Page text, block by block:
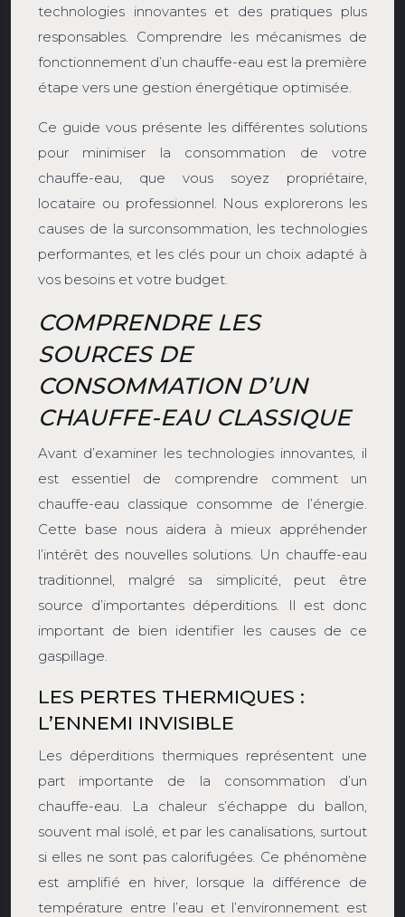
technologies innovantes et des pratiques plus
responsables. Comprendre les mécanismes de
fonctionnement d’un chauffe-eau est la première
étape vers une gestion énergétique optimisée.
Ce guide vous présente les différentes solutions
pour minimiser la consommation de votre
chauffe-eau, que vous soyez propriétaire,
locataire ou professionnel. Nous explorerons les
causes de la surconsommation, les technologies
performantes, et les clés pour un choix adapté à
vos besoins et votre budget.
COMPRENDRE LES
SOURCES DE
CONSOMMATION D’UN
CHAUFFE-EAU CLASSIQUE
Avant d’examiner les technologies innovantes, il
est essentiel de comprendre comment un
chauffe-eau classique consomme de l’énergie.
Cette base nous aidera à mieux appréhender
l’intérêt des nouvelles solutions. Un chauffe-eau
traditionnel, malgré sa simplicité, peut être
source d’importantes déperditions. Il est donc
important de bien identifier les causes de ce
gaspillage.
LES PERTES THERMIQUES :
L’ENNEMI INVISIBLE
Les déperditions thermiques représentent une
part importante de la consommation d’un
chauffe-eau. La chaleur s’échappe du ballon,
souvent mal isolé, et par les canalisations, surtout
si elles ne sont pas calorifugées. Ce phénomène
est amplifié en hiver, lorsque la différence de
température entre l’eau et l’environnement est